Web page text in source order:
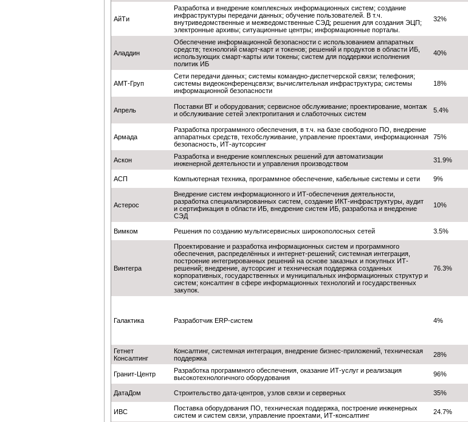
АйТи
Разработка и внедрение комплексных информационных систем; создание
инфраструктуры передачи данных; обучение пользователей. В т.ч.
внутриведомственные и межведомственные СЭД; решения для создания ЭЦП;
электронные архивы; ситуационные центры; информационные порталы.
32%
Аладдин
Обеспечение информационной безопасности с использованием аппаратных
средств; технологий смарт-карт и токенов; решений и продуктов в области ИБ,
использующих смарт-карты или токены; систем для поддержки исполнения
политик ИБ
40%
АМТ-Груп
Сети передачи данных; системы командно-диспетчерской связи; телефония;
системы видеоконференцсвязи; вычислительная инфраструктура; системы
информационной безопасности
18%
Апрель
Поставки ВТ и оборудования; сервисное обслуживание; проектирование, монтаж
и обслуживание сетей электропитания и слаботочных систем
5.4%
Армада
Разработка программного обеспечения, в т.ч. на базе свободного ПО, внедрение
аппаратных средств, техобслуживание, управление проектами, информационная
безопасность, ИТ-аутсорсинг
75%
Аскон
Разработка и внедрение комплексных решений для автоматизации
инженерной деятельности и управления производством
31.9%
АСП Компьютерная техника, программное обеспечение, кабельные системы и сети 9%
Астерос
Внедрение систем информационного и ИТ-обеспечения деятельности,
разработка специализированных систем, создание ИКТ-инфраструктуры, аудит
и сертификация в области ИБ, внедрение систем ИБ, разработка и внедрение
СЭД
10%
Вимком Решения по созданию мультисервисных широкополосных сетей 3.5%
Винтегра
Проектирование и разработка информационных систем и программного
обеспечения, распределённых и интернет-решений; системная интеграция,
построение интегрированных решений на основе заказных и покупных ИТ-
решений; внедрение, аутсорсинг и техническая поддержка созданных
корпоративных, государственных и муниципальных информационных структур и
систем; консалтинг в сфере информационных технологий и государственных
закупок.
76.3%
Галактика Разработчик ERP-систем 4%
Гетнет
Консалтинг
Консалтинг, системная интеграция, внедрение бизнес-приложений, техническая
поддержка
28%
Гранит-Центр
Разработка программного обеспечения, оказание ИТ-услуг и реализация
высокотехнологичного оборудования
96%
ДатаДом Строительство дата-центров, узлов связи и серверных 35%
ИВС
Поставка оборудования ПО, техническая поддержка, построение инженерных
систем и систем связи, управление проектами, ИТ-консалтинг
24.7%